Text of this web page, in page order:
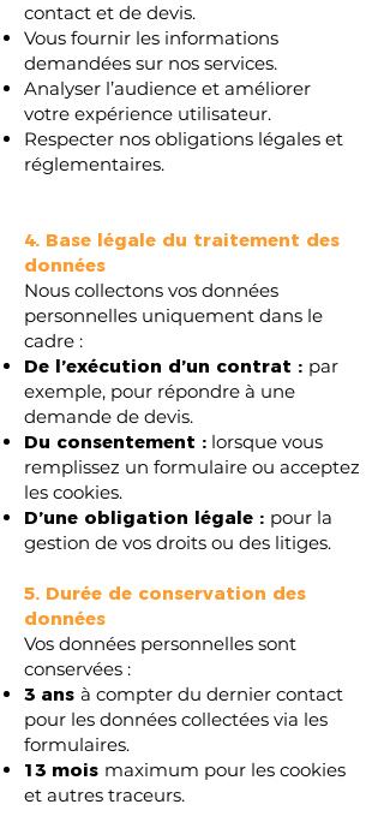
contact et de devis.
Vous fournir les informations
demandées sur nos services.
Analyser l’audience et améliorer
votre expérience utilisateur.
Respecter nos obligations légales et
réglementaires.
4. Base légale du traitement des
données
Nous collectons vos données
personnelles uniquement dans le
cadre :
De l’exécution d’un contrat : par
exemple, pour répondre à une
demande de devis.
Du consentement : lorsque vous
remplissez un formulaire ou acceptez
les cookies.
D’une obligation légale : pour la
gestion de vos droits ou des litiges.
5. Durée de conservation des
données
Vos données personnelles sont
conservées :
3 ans à compter du dernier contact
pour les données collectées via les
formulaires.
13 mois maximum pour les cookies
et autres traceurs.